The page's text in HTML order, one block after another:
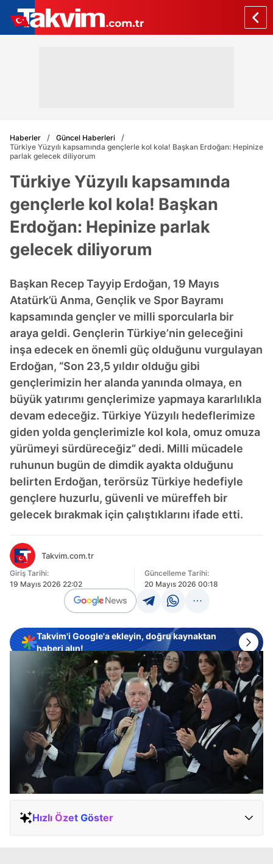
Haberler
Güncel Haberleri
Türkiye Yüzyılı kapsamında gençlerle kol kola! Başkan Erdoğan: Hepinize
parlak gelecek diliyorum
Türkiye Yüzyılı kapsamında
gençlerle kol kola! Başkan
Erdoğan: Hepinize parlak
gelecek diliyorum
Başkan Recep Tayyip Erdoğan, 19 Mayıs
Atatürk’ü Anma, Gençlik ve Spor Bayramı
kapsamında gençler ve milli sporcularla bir
araya geldi. Gençlerin Türkiye’nin geleceğini
inşa edecek en önemli güç olduğunu vurgulayan
Erdoğan, “Son 23,5 yıldır olduğu gibi
gençlerimizin her alanda yanında olmaya, en
büyük yatırımı gençlerimize yapmaya kararlılıkla
devam edeceğiz. Türkiye Yüzyılı hedeflerimize
giden yolda gençlerimizle kol kola, omuz omuza
yürümeyi sürdüreceğiz” dedi. Milli mücadele
ruhunun bugün de dimdik ayakta olduğunu
belirten Erdoğan, terörsüz Türkiye hedefiyle
gençlere huzurlu, güvenli ve müreffeh bir
gelecek bırakmak için çalıştıklarını ifade etti.
Takvim.com.tr
Giriş Tarihi:
19 Mayıs 2026 22:02
Güncelleme Tarihi:
20 Mayıs 2026 00:18
Takvim'i Google'a ekleyin, doğru kaynaktan
haberi alın!
Hızlı Özet Göster